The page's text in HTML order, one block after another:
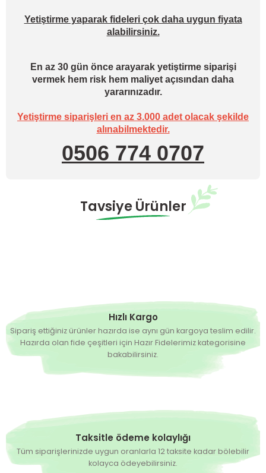
Yetiştirme yaparak fideleri çok daha uygun fiyata
alabilirsiniz.
En az 30 gün önce arayarak yetiştirme siparişi
vermek hem risk hem maliyet açısından daha
yararınızadır.
Yetiştirme siparişleri en az 3.000 adet olacak şekilde
alınabilmektedir.
0506 774 0707
Tavsiye Ürünler
Hızlı Kargo
Sipariş ettiğiniz ürünler hazırda ise aynı gün kargoya teslim edilir.
Hazırda olan fide çeşitleri için Hazır Fidelerimiz kategorisine
bakabilirsiniz.
Taksitle ödeme kolaylığı
Tüm siparişlerinizde uygun oranlarla 12 taksite kadar bölebilir
kolayca ödeyebilirsiniz.